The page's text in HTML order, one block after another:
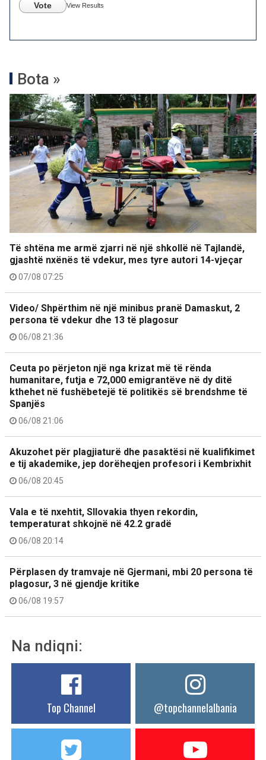
Vote View Results
Bota »
Të shtëna me armë zjarri në një shkollë në Tajlandë,
gjashtë nxënës të vdekur, mes tyre autori 14-vjeçar
07/08 07:25
Video/ Shpërthim në një minibus pranë Damaskut, 2
persona të vdekur dhe 13 të plagosur
06/08 21:36
Ceuta po përjeton një nga krizat më të rënda
humanitare, futja e 72,000 emigrantëve në dy ditë
kthehet në fushëbetejë të politikës së brendshme të
Spanjës
06/08 21:06
Akuzohet për plagjiaturë dhe pasaktësi në kualifikimet
e tij akademike, jep dorëheqjen profesori i Kembrixhit
06/08 20:45
Vala e të nxehtit, Sllovakia thyen rekordin,
temperaturat shkojnë në 42.2 gradë
06/08 20:14
Përplasen dy tramvaje në Gjermani, mbi 20 persona të
plagosur, 3 në gjendje kritike
06/08 19:57
Na ndiqni:
Top Channel @topchannelalbania